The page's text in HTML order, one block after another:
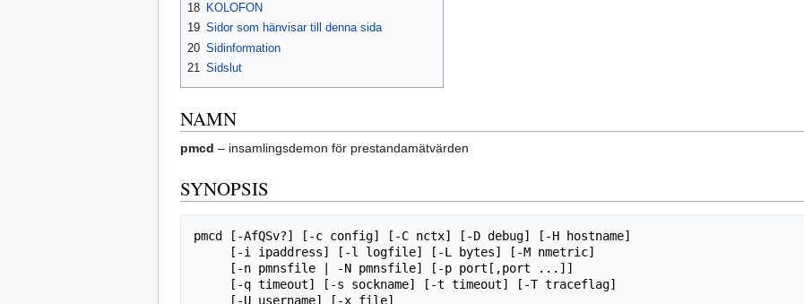
18 KOLOFON
19 Sidor som hänvisar till denna sida
20 Sidinformation
21 Sidslut
NAMN
pmcd – insamlingsdemon för prestandamätvärden
SYNOPSIS
pmcd [-AfQSv?] [-c config] [-C nctx] [-D debug] [-H hostname]